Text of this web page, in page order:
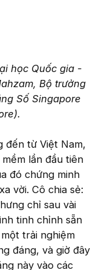
học Quốc gia -
Bộ trưởng
Số Singapore
đến từ Việt Nam,
lần đầu tiên
đó chứng minh
vời. Cô chia sẻ:
chỉ sau vài
tinh chỉnh sẵn
trải nghiệm
đáng, và giờ đây
này vào các